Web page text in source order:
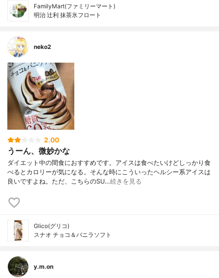
FamilyMart(ファミリーマート)
明治 辻利 抹茶氷フロート
neko2
2.00
うーん、微妙かな
ダイエット中の間食におすすめです。アイスは食べたいけどしっかり食
べるとカロリーが気になる。そんな時にこういったヘルシー系アイスは
良いですよね。ただ、こちらのSU…続きを見る
Glico(グリコ)
スナオ チョコ＆バニラソフト
y.m.on